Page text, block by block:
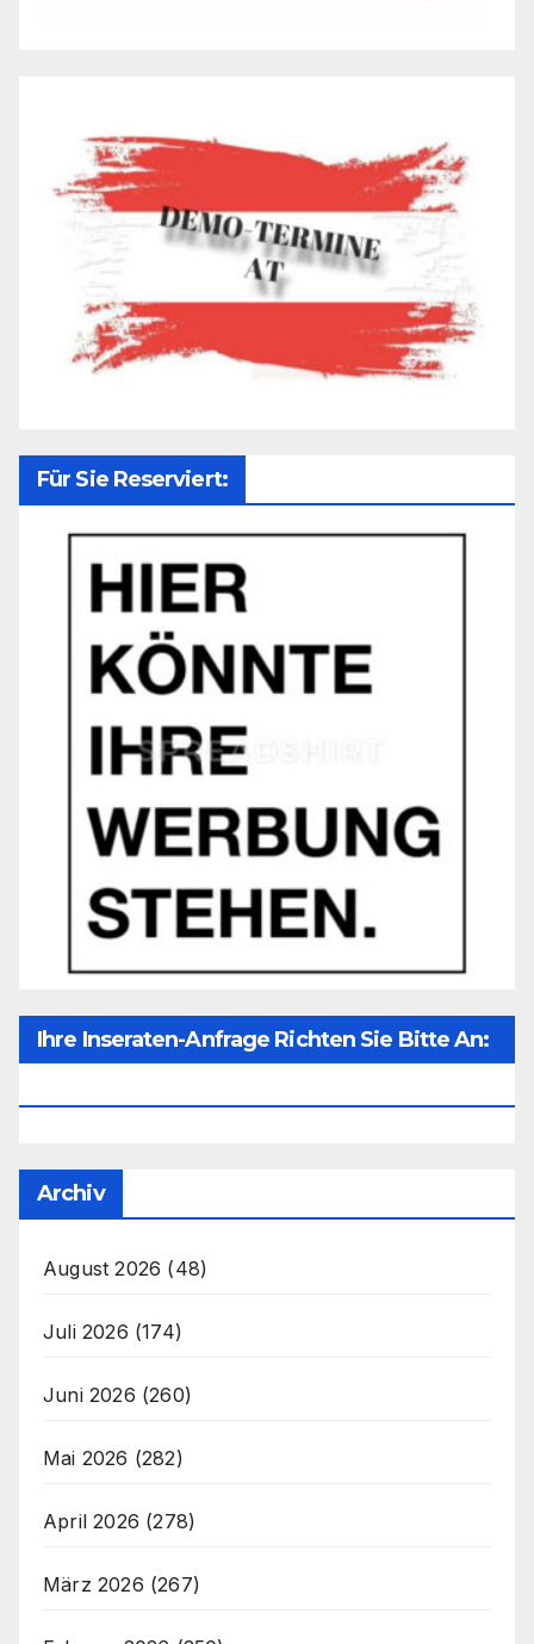
Für Sie Reserviert:
Ihre Inseraten-Anfrage Richten Sie Bitte An:
Archiv
August 2026 (48)
Juli 2026 (174)
Juni 2026 (260)
Mai 2026 (282)
April 2026 (278)
März 2026 (267)